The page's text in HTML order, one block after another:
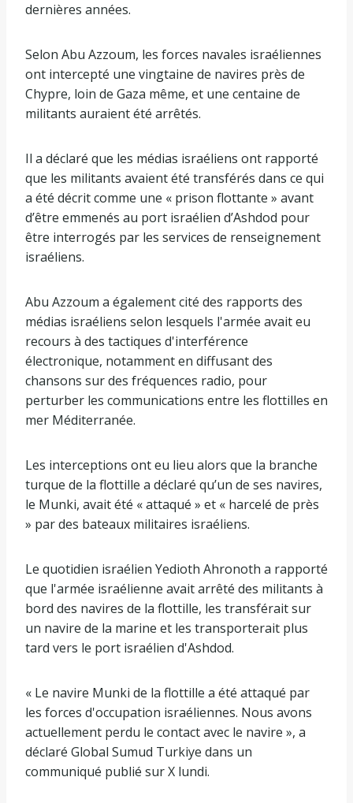
dernières années.
Selon Abu Azzoum, les forces navales israéliennes
ont intercepté une vingtaine de navires près de
Chypre, loin de Gaza même, et une centaine de
militants auraient été arrêtés.
Il a déclaré que les médias israéliens ont rapporté
que les militants avaient été transférés dans ce qui
a été décrit comme une « prison flottante » avant
d’être emmenés au port israélien d’Ashdod pour
être interrogés par les services de renseignement
israéliens.
Abu Azzoum a également cité des rapports des
médias israéliens selon lesquels l'armée avait eu
recours à des tactiques d'interférence
électronique, notamment en diffusant des
chansons sur des fréquences radio, pour
perturber les communications entre les flottilles en
mer Méditerranée.
Les interceptions ont eu lieu alors que la branche
turque de la flottille a déclaré qu’un de ses navires,
le Munki, avait été « attaqué » et « harcelé de près
» par des bateaux militaires israéliens.
Le quotidien israélien Yedioth Ahronoth a rapporté
que l'armée israélienne avait arrêté des militants à
bord des navires de la flottille, les transférait sur
un navire de la marine et les transporterait plus
tard vers le port israélien d'Ashdod.
« Le navire Munki de la flottille a été attaqué par
les forces d'occupation israéliennes. Nous avons
actuellement perdu le contact avec le navire », a
déclaré Global Sumud Turkiye dans un
communiqué publié sur X lundi.